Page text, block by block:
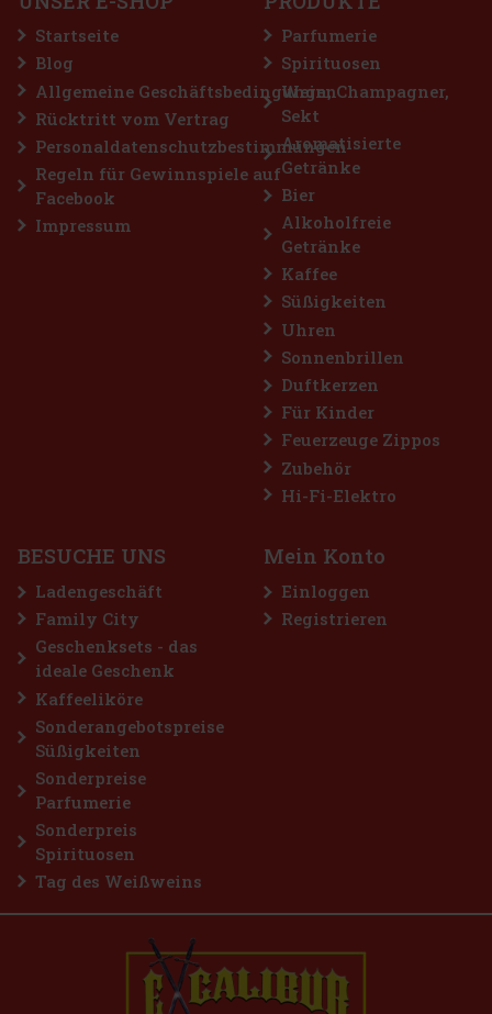
kontrastiert mit dem warmen braunen Lederarmband und wirkt
73.55 € ohne VAT
Herrenuhr Fossil Defender Solar FS5975 kombiniert moderne
ökologische Technologie mit klassischem Design. Dank
Solarantrieb muss die Batterie nicht gewechselt werden –
Startseite
Blog
Allgemeine Geschäftsbedingungen
Rücktritt vom Vertrag
Personaldatenschutzbestimmungen
Regeln für Gewinnspiele auf
Facebook
Impressum
Parfumerie
Spirituosen
Wein, Champagner,
Sekt
Aromatisierte
Getränke
Bier
Alkoholfreie
Getränke
Kaffee
Süßigkeiten
Uhren
Sonnenbrillen
Duftkerzen
Für Kinder
Feuerzeuge Zippos
Zubehör
Hi-Fi-Elektro
BESUCHE UNS
Ladengeschäft
Family City
Geschenksets - das
ideale Geschenk
Kaffeeliköre
Sonderangebotspreise
Süßigkeiten
Sonderpreise
Parfumerie
Sonderpreis
Spirituosen
Tag des Weißweins
Mein Konto
Einloggen
Registrieren